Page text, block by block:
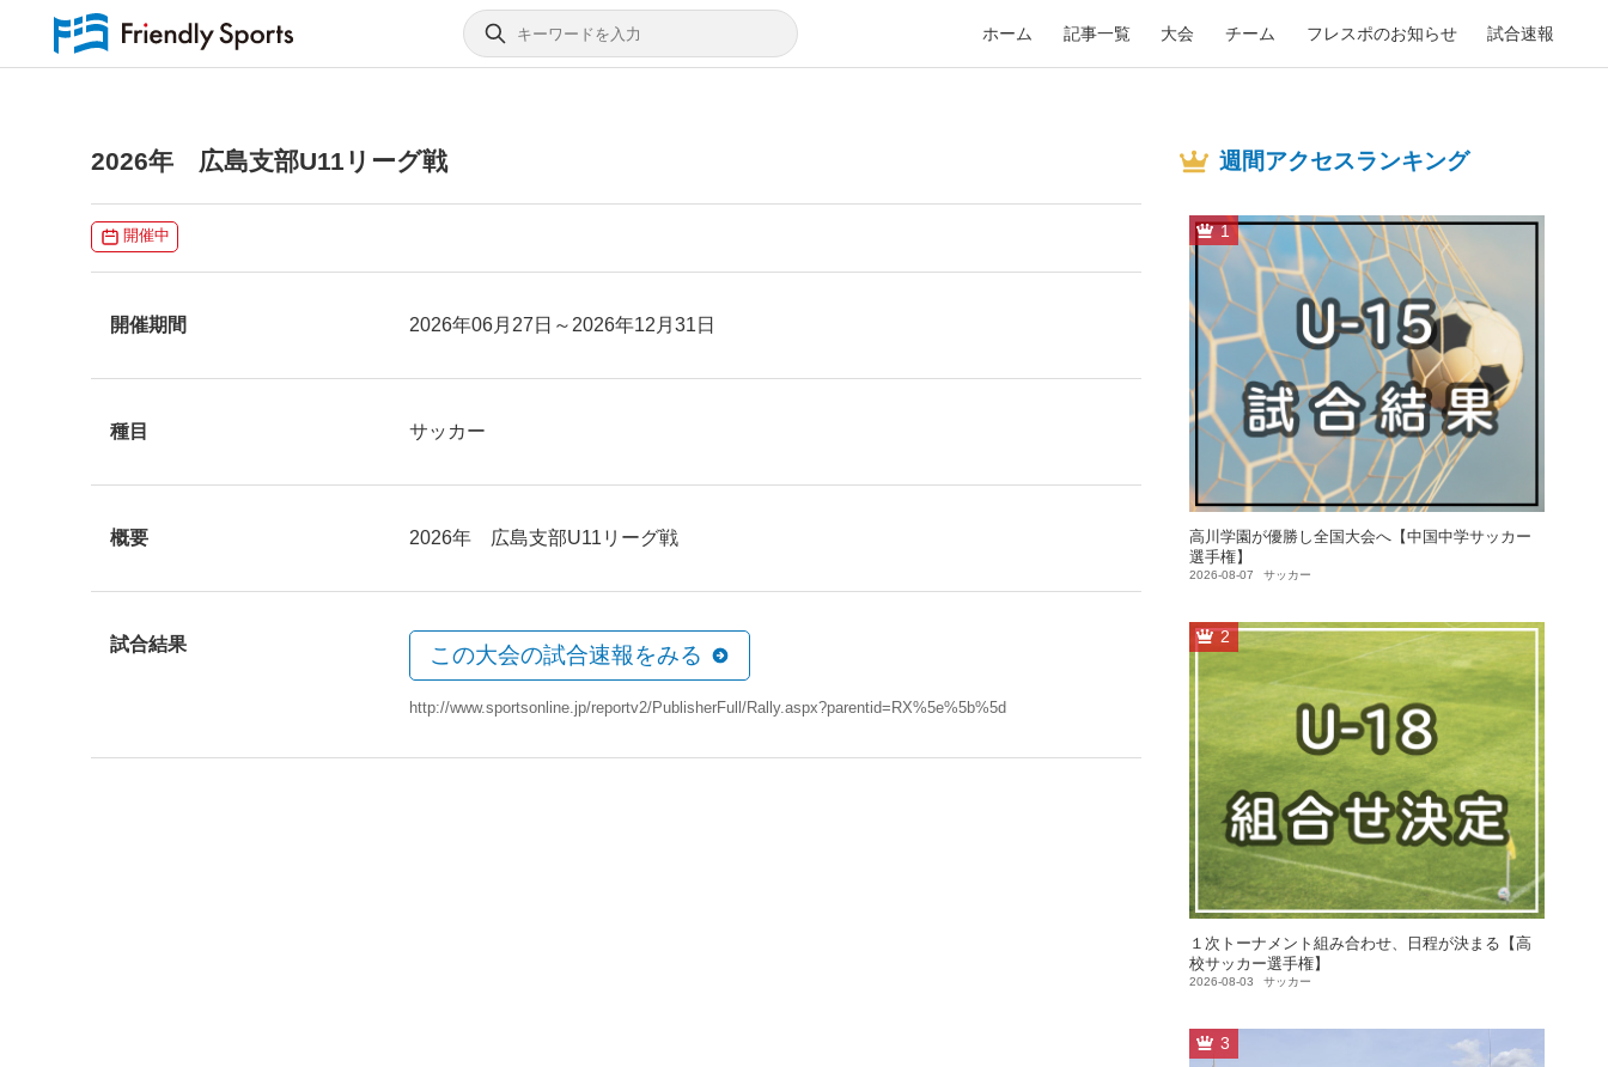
ホーム 記事一覧 大会 チーム フレスポのお知らせ 試合速報
2026年 広島支部U11リーグ戦
開催中
開催期間 2026年06月27日～2026年12月31日
種目 サッカー
概要 2026年 広島支部U11リーグ戦
試合結果 この大会の試合速報をみる
http://www.sportsonline.jp/reportv2/PublisherFull/Rally.aspx?parentid=RX%5e%5b%5d
週間アクセスランキング
1
高川学園が優勝し全国大会へ【中国中学サッカー
選手権】
2026-08-07 サッカー
2
１次トーナメント組み合わせ、日程が決まる【高
校サッカー選手権】
2026-08-03 サッカー
3